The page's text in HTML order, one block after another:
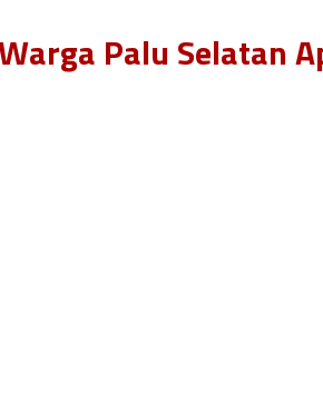
Palu Selatan